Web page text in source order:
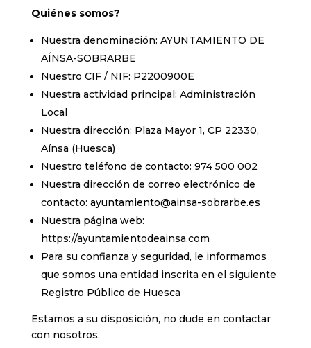
Quiénes somos?
Nuestra denominación: AYUNTAMIENTO DE
AÍNSA-SOBRARBE
Nuestro CIF / NIF: P2200900E
Nuestra actividad principal: Administración
Local
Nuestra dirección: Plaza Mayor 1, CP 22330,
Aínsa (Huesca)
Nuestro teléfono de contacto: 974 500 002
Nuestra dirección de correo electrónico de
contacto: ayuntamiento@ainsa-sobrarbe.es
Nuestra página web:
https://ayuntamientodeainsa.com
Para su confianza y seguridad, le informamos
que somos una entidad inscrita en el siguiente
Registro Público de Huesca
Estamos a su disposición, no dude en contactar
con nosotros.